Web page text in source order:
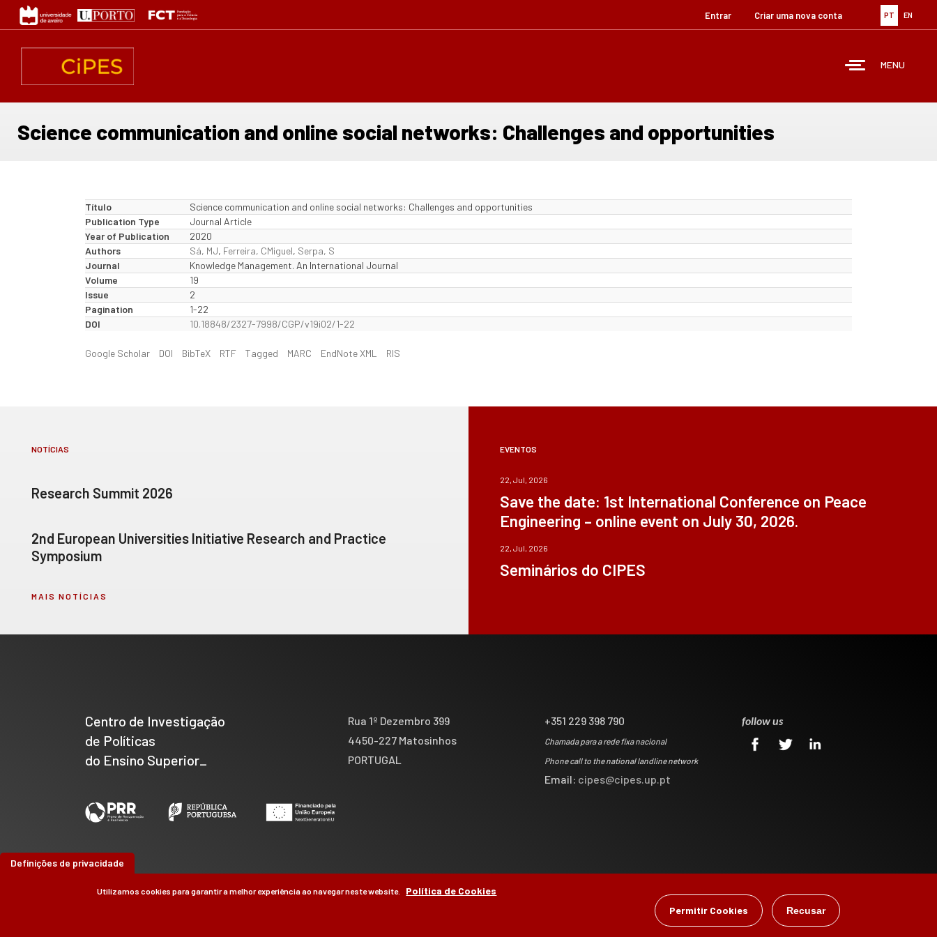
Passar
para
conteúdo
PT EN
Entrar Criar uma nova conta
MENU
Science communication and online social networks: Challenges and opportunities
Título
Science communication and online social networks: Challenges and opportunities
Publication Type
Journal Article
Year of Publication
2020
Authors
Sá, MJ, Ferreira, CMiguel, Serpa, S
Journal
Knowledge Management. An International Journal
Volume
19
Issue
2
Pagination
1-22
DOI
10.18848/2327-7998/CGP/v19i02/1-22
Google Scholar DOI BibTeX RTF Tagged MARC EndNote XML RIS
NOTÍCIAS
Research Summit 2026
2nd European Universities Initiative Research and Practice
Symposium
MAIS NOTÍCIAS
EVENTOS
22, Jul, 2026
Save the date: 1st International Conference on Peace
Engineering – online event on July 30, 2026.
22, Jul, 2026
Seminários do CIPES
Centro de Investigação
de Políticas
do Ensino Superior_
Rua 1º Dezembro 399
4450-227 Matosinhos
PORTUGAL
+351 229 398 790
Chamada para a rede fixa nacional
Phone call to the national landline network
Email: cipes@cipes.up.pt
follow us
Definições de privacidade
Utilizamos cookies para garantir a melhor experiência ao navegar neste website.
Política de Cookies
Permitir Cookies
Recusar